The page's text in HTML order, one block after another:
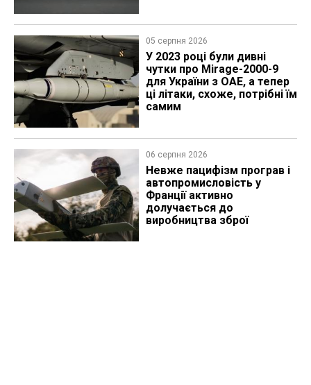
05 серпня 2026
У 2023 році були дивні
чутки про Mirage-2000-9
для України з ОАЕ, а тепер
ці літаки, схоже, потрібні їм
самим
06 серпня 2026
Невже пацифізм програв і
автопромисловість у
Франції активно
долучається до
виробництва зброї